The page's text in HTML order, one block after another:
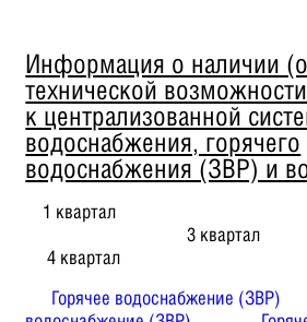
Информация о наличии
технической
к централизованной
водоснабжения, горячего
водоснабжения (ЗВР) и
1 квартал 2
3
4 квартал
Горячее водоснабжение (ЗВР)